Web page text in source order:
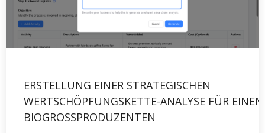
ERSTELLUNG EINER STRATEGISCHEN
WERTSCHÖPFUNGSKETTE-ANALYSE FÜR EINEN
BIOGROSSPRODUZENTEN